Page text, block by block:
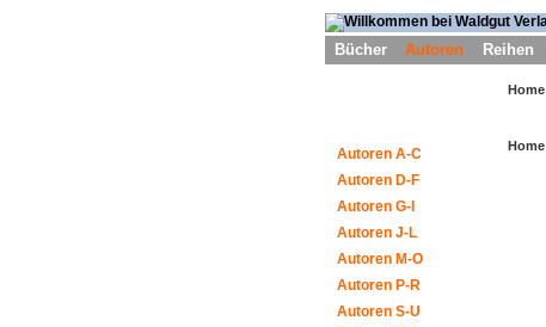
Bücher Autoren Reihen
Autoren A-C
Autoren D-F
Autoren G-I
Autoren J-L
Autoren M-O
Autoren P-R
Autoren S-U
Home
Home